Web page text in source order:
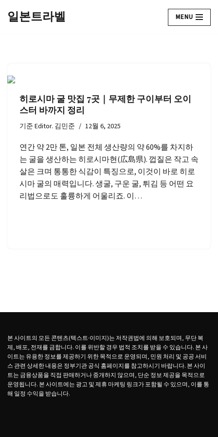
건
일본트라벨 MENU
히로시마 굴 맛집 7곳｜무제한 구이부터 오이
스터 바까지 정리
기준Editor. 김민준 12월 6, 2025
연간 약 2만 톤, 일본 전체 생산량의 약 60%를 차지하
는 굴을 생산하는 히로시마현(広島県). 껍질은 작고 속
살은 크며 통통한 식감이 특징으로, 이것이 바로 히로
시마 굴의 매력입니다. 생굴, 구운 굴, 튀김 등 어떤 요
리법으로도 훌륭하게 어울리죠. 이…
본 사이트의 모든 콘텐츠(텍스트·이미지)는 저작권법에 의해 보호되며, 무단 복
제, 배포, 전재를 금합니다. 이를 위반할 경우 법적 조치를 받을 수 있습니다. 본 사
이트는 유용한 정보를 제공하기 위한 목적으로 운영되며, 민원 처리 및 공공 서비
스 관련 상세한 내용은 정부기관 공식 홈페이지를 참고하시기 바랍니다. 본 사이
트는 금융상품을 직접 판매하거나 중개하지 않으며, 단순 정보 제공을 목적으로
운영됩니다. 본 사이트에는 광고 및 제휴 마케팅 링크가 포함될 수 있으며, 이를 통
해 일정 수익을 받습니다.